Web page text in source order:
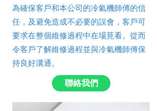
為確保客戶和本公司的冷氣機師傅的信
任，及避免造成不必要的誤會，客戶可
要求在整個維修過程中在場莧看。從而
令客戶了解維修過程並與冷氣機師傅保
持良好溝通。
聯絡我們